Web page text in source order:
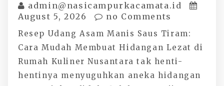
admin@nasicampurkacamata.id
August 5, 2026
no Comments
Resep Udang Asam Manis Saus Tiram:
Cara Mudah Membuat Hidangan Lezat di
Rumah Kuliner Nusantara tak henti-
hentinya menyuguhkan aneka hidangan